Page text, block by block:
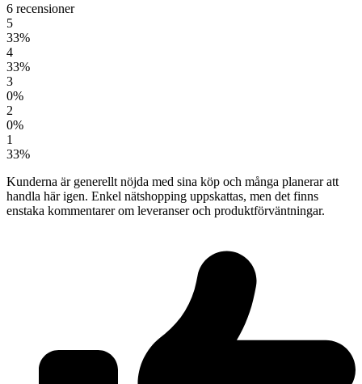
6 recensioner
5
33%
4
33%
3
0%
2
0%
1
33%
Kunderna är generellt nöjda med sina köp och många planerar att
handla här igen. Enkel nätshopping uppskattas, men det finns
enstaka kommentarer om leveranser och produktförväntningar.